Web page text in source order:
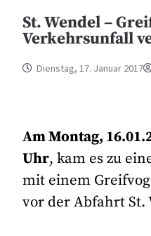
St. Wendel –
Verkehrsunfall
Dienstag, 17. Januar 2017
Am Montag,
Uhr, kam es zu
mit einem
vor der Abfahrt St.